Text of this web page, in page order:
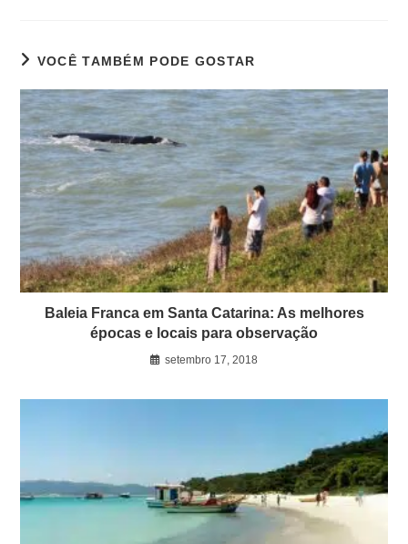
VOCÊ TAMBÉM PODE GOSTAR
Baleia Franca em Santa Catarina: As melhores
épocas e locais para observação
setembro 17, 2018